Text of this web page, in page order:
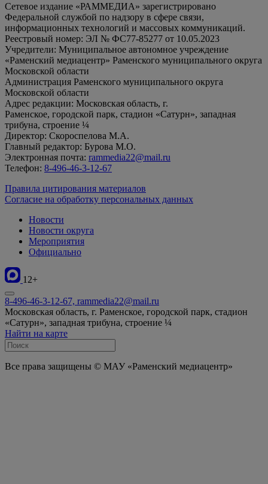
Сетевое издание «РАММЕДИА» зарегистрировано
Федеральной службой по надзору в сфере связи,
информационных технологий и массовых коммуникаций.
Реестровый номер: ЭЛ № ФС77-85277 от 10.05.2023
Учредители: Муниципальное автономное учреждение
«Раменский медиацентр» Раменского муниципального округа
Московской области
Администрация Раменского муниципального округа
Московской области
Адрес редакции: Московская область, г.
Раменское, городской парк, стадион «Сатурн», западная
трибуна, строение ¼
Директор: Скороспелова М.А.
Главный редактор: Бурова М.О.
Электронная почта: rammedia22@mail.ru
Телефон: 8-496-46-3-12-67
Правила цитирования материалов
Согласие на обработку персональных данных
Новости
Новости округа
Мероприятия
Официально
12+
8-496-46-3-12-67, rammedia22@mail.ru
Московская область, г. Раменское, городской парк, стадион
«Сатурн», западная трибуна, строение ¼
Найти на карте
Все права защищены © МАУ «Раменский медиацентр»